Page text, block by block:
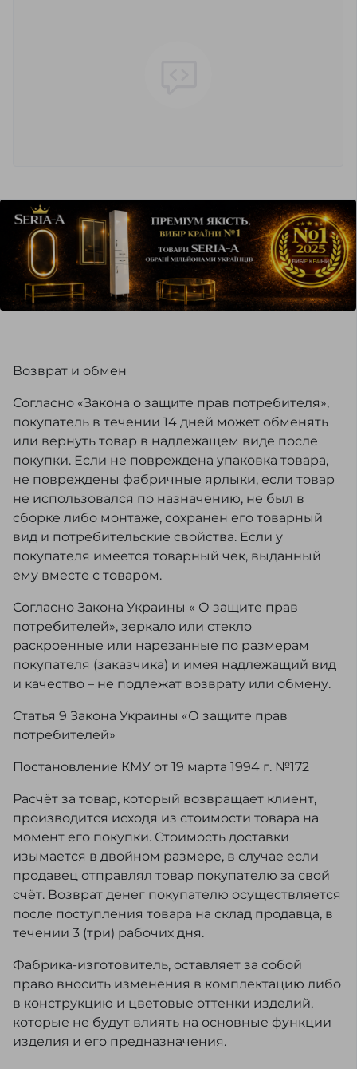
Возврат и обмен
Согласно «Закона о защите прав потребителя»,
покупатель в течении 14 дней может обменять
или вернуть товар в надлежащем виде после
покупки. Если не повреждена упаковка товара,
не повреждены фабричные ярлыки, если товар
не использовался по назначению, не был в
сборке либо монтаже, сохранен его товарный
вид и потребительские свойства. Если у
покупателя имеется товарный чек, выданный
ему вместе с товаром.
Согласно Закона Украины « О защите прав
потребителей», зеркало или стекло
раскроенные или нарезанные по размерам
покупателя (заказчика) и имея надлежащий вид
и качество – не подлежат возврату или обмену.
Статья 9 Закона Украины «О защите прав
потребителей»
Постановление КМУ от 19 марта 1994 г. №172
Расчёт за товар, который возвращает клиент,
производится исходя из стоимости товара на
момент его покупки. Стоимость доставки
изымается в двойном размере, в случае если
продавец отправлял товар покупателю за свой
счёт. Возврат денег покупателю осуществляется
после поступления товара на склад продавца, в
течении 3 (три) рабочих дня.
Фабрика-изготовитель, оставляет за собой
право вносить изменения в комплектацию либо
в конструкцию и цветовые оттенки изделий,
которые не будут влиять на основные функции
изделия и его предназначения.